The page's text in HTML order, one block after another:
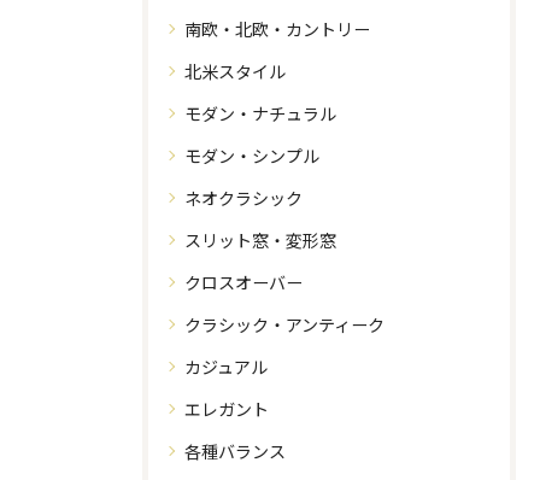
南欧・北欧・カントリー
北米スタイル
モダン・ナチュラル
モダン・シンプル
ネオクラシック
スリット窓・変形窓
クロスオーバー
クラシック・アンティーク
カジュアル
エレガント
各種バランス